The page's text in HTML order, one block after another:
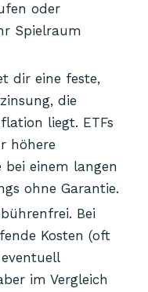
oder
Spielraum
dir eine feste,
die
liegt. ETFs
höhere
bei einem langen
ohne Garantie.
Bei
Kosten (oft
im Vergleich